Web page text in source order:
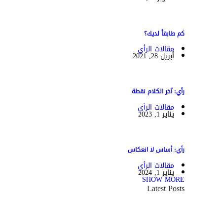
كم طابقاً لديك؟
مقالات الرأي
أبريل 28, 2021
رأي: آخر الكلام نقطة
مقالات الرأي
يناير 1, 2023
رأي: أساس لا انعكاس
مقالات الرأي
يناير 1, 2024
SHOW MORE
Latest Posts